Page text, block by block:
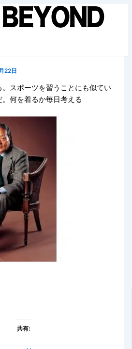
22日
スポーツを習うことにも似てい
何を着るか毎日考える
共有: